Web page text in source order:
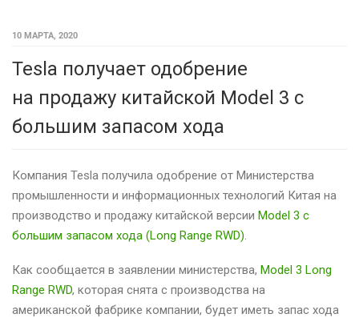
10 МАРТА, 2020
Tesla получает одобрение
на продажу китайской Model 3 с
большим запасом хода
Компания Tesla получила одобрение от Министерства
промышленности и информационных технологий Китая на
производство и продажу китайской версии Model 3 с
большим запасом хода (Long Range RWD).
Как сообщается в заявлении министерства, Model 3 Long
Range RWD, которая снята с производства на
американской фабрике компании, будет иметь запас хода